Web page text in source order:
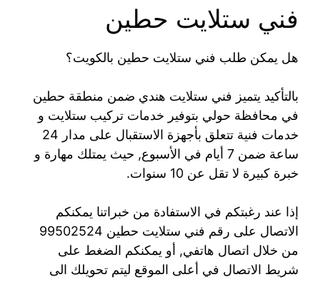
فني ستلايت حطين
هل يمكن طلب فني ستلايت حطين بالكويت؟
بالتأكيد يتميز فني ستلايت هندي ضمن منطقة حطين
في محافظة حولي بتوفير خدمات تركيب ستلايت و
خدمات فنية تتعلق بأجهزة الاستقبال على مدار 24
ساعة ضمن 7 أيام في الأسبوع, حيث يمتلك مهارة و
خبرة كبيرة لا تقل عن 10 سنوات.
إذا عند رغبتكم في الاستفادة من خبراتنا يمكنكم
الاتصال على رقم فني ستلايت حطين 99502524
من خلال اتصال هاتفي, أو يمكنكم الضغط على
شريط الاتصال في أعلى الموقع ليتم تحويلك الى